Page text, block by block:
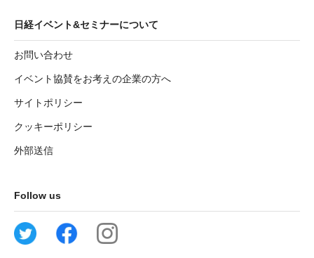
日経イベント&セミナーについて
お問い合わせ
イベント協賛をお考えの企業の方へ
サイトポリシー
クッキーポリシー
外部送信
Follow us